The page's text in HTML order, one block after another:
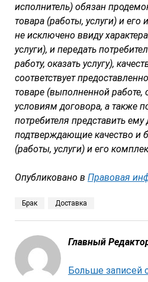
исполнитель) обязан
товара (работы, услуги) и его
не исключено ввиду
услуги), и передать
работу, оказать услугу),
соответствует
товаре (выполненной работе,
условиям договора, а также
потребителя представить
подтверждающие качество и
(работы, услуги) и его
Опубликовано в Правовая
Брак Доставка
Главный
Больше записей